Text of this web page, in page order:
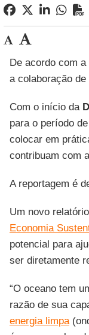
De acordo com a
a colaboração
Com o início da
para o período
colocar em
contribuam com
A reportagem é
Um novo
Economia
potencial para
ser diretamente
“O oceano tem
razão de sua
energia limpa